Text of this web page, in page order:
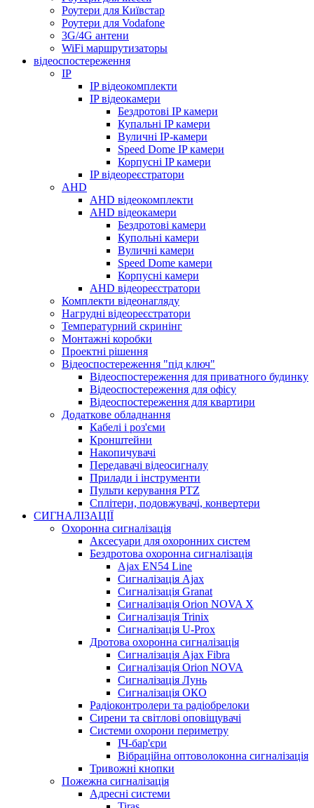
Роутери для Київстар
Роутери для Vodafone
3G/4G антени
WiFi маршрутизаторы
відеоспостереження
IP
IP відеокомплекти
IP відеокамери
Бездротові IP камери
Купальні IP камери
Вуличні IP-камери
Speed Dome IP камери
Корпусні IP камери
IP відеореєстратори
AHD
AHD відеокомплекти
AHD відеокамери
Бездротові камери
Купольні камери
Вуличні камери
Speed Dome камери
Корпусні камери
AHD відеореєстратори
Комплекти відеонагляду
Нагрудні відеореєстратори
Температурний скринінг
Монтажні коробки
Проектні рішення
Відеоспостереження "під ключ"
Відеоспостереження для приватного будинку
Відеоспостереження для офісу
Відеоспостереження для квартири
Додаткове обладнання
Кабелі і роз'єми
Кронштейни
Накопичувачі
Передавачі відеосигналу
Прилади і інструменти
Пульти керування PTZ
Сплітери, подовжувачі, конвертери
СИГНАЛІЗАЦІЇ
Охоронна сигналізація
Аксесуари для охоронних систем
Бездротова охоронна сигналізація
Ajax EN54 Line
Сигналізація Ajax
Сигналізація Granat
Сигналізація Orion NOVA X
Сигналізація Trinix
Сигналізація U-Prox
Дротова охоронна сигналізація
Сигналізація Ajax Fibra
Сигналізація Orion NOVA
Сигналізація Лунь
Сигналізація ОКО
Радіоконтролери та радіобрелоки
Сирени та світлові оповіщувачі
Системи охорони периметру
ІЧ-бар'єри
Вібраційна оптоволоконна сигналізація
Тривожні кнопки
Пожежна сигналізація
Адресні системи